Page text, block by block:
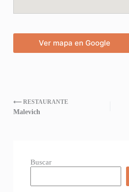
Ver mapa en Google
⟵ RESTAURANTE
Malevich
Buscar